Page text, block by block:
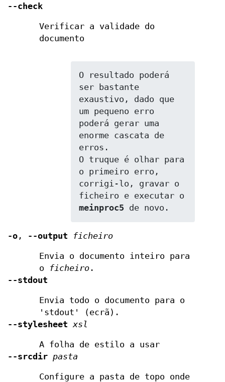
--check
Verificar a validade do
documento
O resultado poderá
ser bastante
exaustivo, dado que
um pequeno erro
poderá gerar uma
enorme cascata de
erros.
O truque é olhar para
o primeiro erro,
corrigi-lo, gravar o
meinproc5 de novo.
-o , --output ficheiro
Envia o documento inteiro para
o ficheiro .
--stdout
Envia todo o documento para o
'stdout' (ecrã).
--stylesheet xsl
A folha de estilo a usar
--srcdir pasta
Configure a pasta de topo onde